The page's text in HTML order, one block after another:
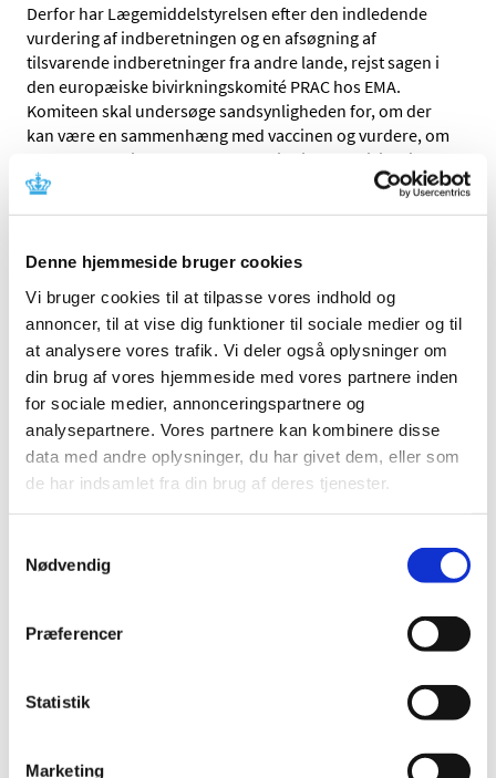
Denne hjemmeside bruger cookies
Vi bruger cookies til at tilpasse vores indhold og
annoncer, til at vise dig funktioner til sociale medier og til
at analysere vores trafik. Vi deler også oplysninger om
din brug af vores hjemmeside med vores partnere inden
for sociale medier, annonceringspartnere og
analysepartnere. Vores partnere kan kombinere disse
data med andre oplysninger, du har givet dem, eller som
de har indsamlet fra din brug af deres tjenester.
Nødvendig
Præferencer
Statistik
Marketing
Derfor har Lægemiddelstyrelsen efter den indledende
vurdering af indberetningen og en afsøgning af
tilsvarende indberetninger fra andre lande, rejst sagen i
den europæiske bivirkningskomité PRAC hos EMA.
Komiteen skal undersøge sandsynligheden for, om der
kan være en sammenhæng med vaccinen og vurdere, om
MIS-C skal registreres som en mulig sjælden bivirkning
ved vaccinen.
alvorligt, og vi har i tråd med de faste procedurer rejst
sagen over for EMA. Det er for tidligt at sige, om
sygdommen skyldes vaccinen, men det kan heller ikke
udelukkes. Derfor er vi ved at undersøge sagen nærmere
sammen med vores europæiske samarbejdspartnere,”
siger enhedschef for lægemiddelovervågningen i
Lægemiddelstyrelsen Line Michan.
Læger informeret
MIS-C kan være en alvorlig tilstand, hvis den ikke
feber, som kan være ledsaget af symptomer flere andre
steder i kroppen såsom diarré, opkast, mavesmerter,
vejret. Derfor har Lægemiddelstyrelsen informeret alle
Lægemiddelstyrelsen har ligeledes orienteret
Sundhedsstyrelsen om, at MIS-C undersøges som en
Sundhedsstyrelsens anbefaling om at vaccinere børn fra